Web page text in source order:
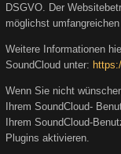
DSGVO. Der
möglichst
Weitere Informationen
SoundCloud unter:
Wenn Sie nicht
Ihrem SoundCloud-
Ihrem SoundCloud-
Plugins aktivieren.